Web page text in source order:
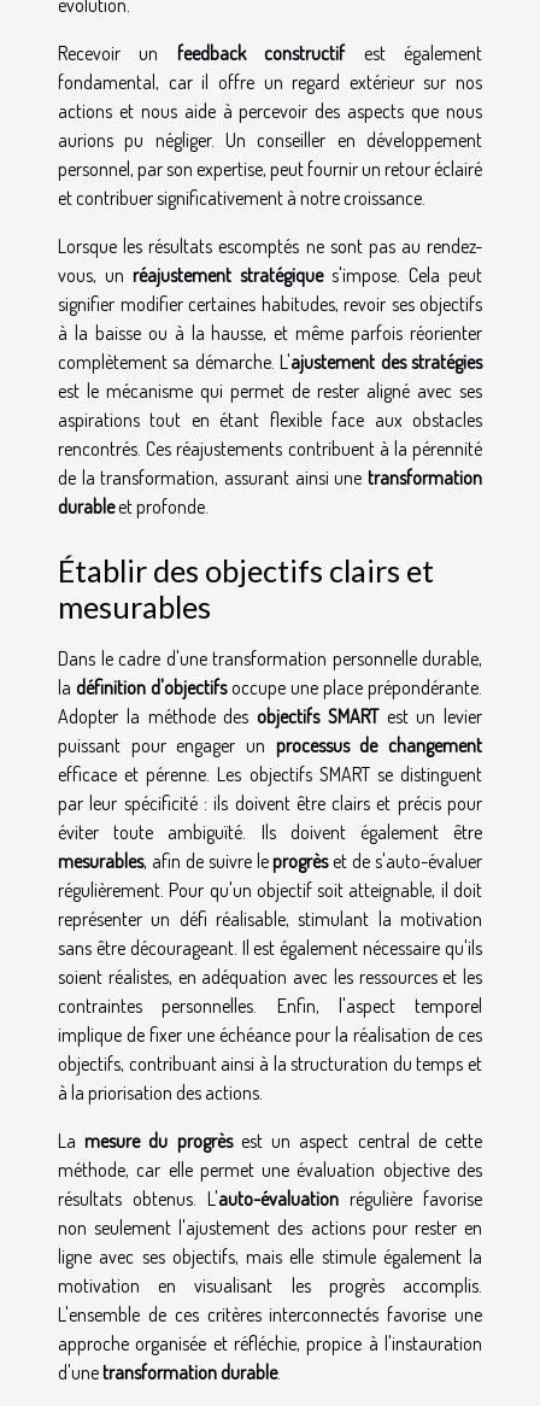
évolution.
Recevoir un feedback constructifest également
fondamental, car il offre un regard extérieur sur nos
actions et nous aide à percevoir des aspects que nous
aurions pu négliger. Un conseiller en développement
personnel, par son expertise, peut fournir un retour éclairé
et contribuer significativement à notre croissance.
Lorsque les résultats escomptés ne sont pas au rendez-
vous, un réajustement stratégiques'impose. Cela peut
signifier modifier certaines habitudes, revoir ses objectifs
à la baisse ou à la hausse, et même parfois réorienter
complètement sa démarche. L'ajustement des stratégies
est le mécanisme qui permet de rester aligné avec ses
aspirations tout en étant flexible face aux obstacles
rencontrés. Ces réajustements contribuent à la pérennité
de la transformation, assurant ainsi une transformation
durableet profonde.
Établir des objectifs clairs et
mesurables
Dans le cadre d'une transformation personnelle durable,
la définition d'objectifsoccupe une place prépondérante.
Adopter la méthode des objectifs SMARTest un levier
puissant pour engager un processus de changement
efficace et pérenne. Les objectifs SMART se distinguent
par leur spécificité : ils doivent être clairs et précis pour
éviter toute ambiguïté. Ils doivent également être
mesurables, afin de suivre leprogrèset de s'auto-évaluer
régulièrement. Pour qu'un objectif soit atteignable, il doit
représenter un défi réalisable, stimulant la motivation
sans être décourageant. Il est également nécessaire qu'ils
soient réalistes, en adéquation avec les ressources et les
contraintes personnelles. Enfin, l'aspect temporel
implique de fixer une échéance pour la réalisation de ces
objectifs, contribuant ainsi à la structuration du temps et
à la priorisation des actions.
Lamesure du progrèsest un aspect central de cette
méthode, car elle permet une évaluation objective des
résultats obtenus. L'auto-évaluation régulière favorise
non seulement l'ajustement des actions pour rester en
ligne avec ses objectifs, mais elle stimule également la
motivation en visualisant les progrès accomplis.
L'ensemble de ces critères interconnectés favorise une
approche organisée et réfléchie, propice à l'instauration
d'unetransformation durable.